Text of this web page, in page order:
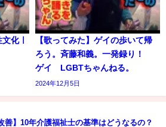
化ㅣ
【歌ってみた】ゲイの歩いて帰
ろう。斉藤和義。一発録り！
ゲイ LGBTちゃんねる。
2024年12月5日
善】10年介護福祉士の基準はどうなるの？